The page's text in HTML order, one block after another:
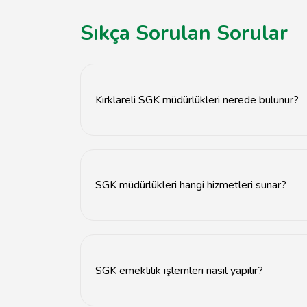
Sıkça Sorulan Sorular
Kırklareli SGK müdürlükleri nerede bulunur?
SGK müdürlükleri hangi hizmetleri sunar?
SGK emeklilik işlemleri nasıl yapılır?